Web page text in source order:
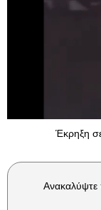
Έκρηξη
Ανακαλύψτε